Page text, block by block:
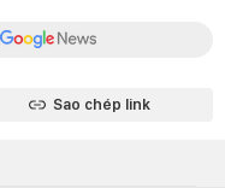
Sao chép link